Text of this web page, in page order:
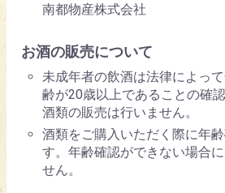
南都物産株式会社
お酒の販売について
未成年者の飲酒は法律によっ
齢が20歳以上であることの確
酒類の販売は行いません。
酒類をご購入いただく際に年
す。年齢確認ができない場合
せん。